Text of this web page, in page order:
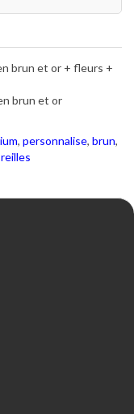
brun et or + fleurs +
brun et or
, personnalise, brun,